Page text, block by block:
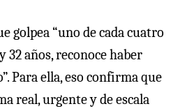
golpea “uno de cada cuatro
32 años, reconoce haber
Para ella, eso confirma que
real, urgente y de escala